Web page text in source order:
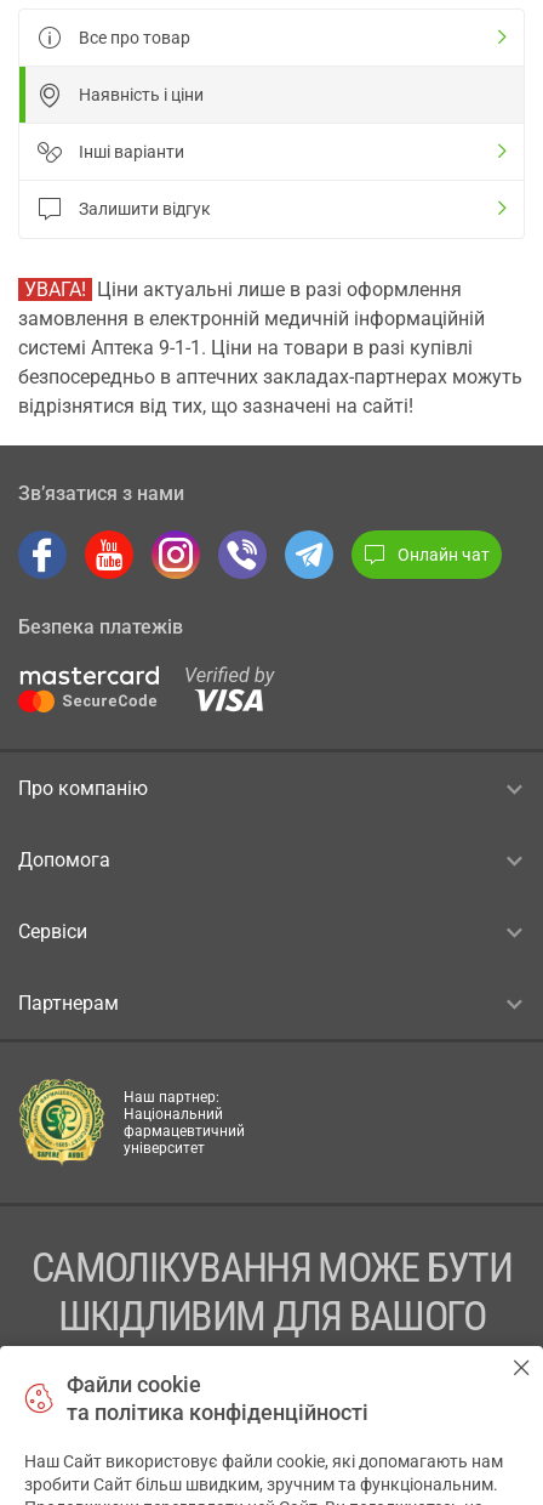
Все про товар
Наявність і ціни
Інші варіанти
Залишити відгук
УВАГА! Ціни актуальні лише в разі оформлення
замовлення в електронній медичній інформаційній
системі Аптека 9-1-1. Ціни на товари в разі купівлі
безпосередньо в аптечних закладах-партнерах можуть
відрізнятися від тих, що зазначені на сайті!
Зв’язатися з нами
Онлайн чат
Безпека платежів
Про компанію
Допомога
Сервіси
Партнерам
Наш партнер:
Національний
фармацевтичний
університет
САМОЛІКУВАННЯ МОЖЕ БУТИ
ШКІДЛИВИМ ДЛЯ ВАШОГО
ПЕРЕД ЗАСТОСУВАННЯМ ПРЕПАРАТУ ПРОКОНСУЛЬТУЙТЕСЬ
Файли cookie
та політика конфіденційності
Наш Сайт використовує файли cookie, які допомагають нам
зробити Сайт більш швидким, зручним та функціональним.
✕